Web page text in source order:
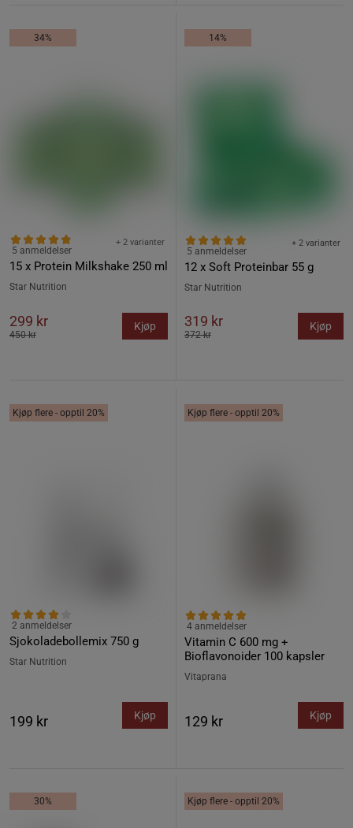
34%
15 x Protein Milkshake 250 ml
+ 2 varianter
5 anmeldelser
Star Nutrition
299 kr
450 kr
Kjøp
14%
12 x Soft Proteinbar 55 g
+ 2 varianter
5 anmeldelser
Star Nutrition
319 kr
372 kr
Kjøp
Kjøp flere - opptil 20%
Sjokoladebollemix 750 g
2 anmeldelser
Star Nutrition
199 kr Kjøp
Kjøp flere - opptil 20%
Vitamin C 600 mg +
Bioflavonoider 100 kapsler
4 anmeldelser
Vitaprana
129 kr Kjøp
30% Kjøp flere - opptil 20%